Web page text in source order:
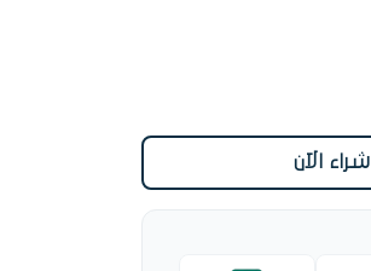
شراء الآن